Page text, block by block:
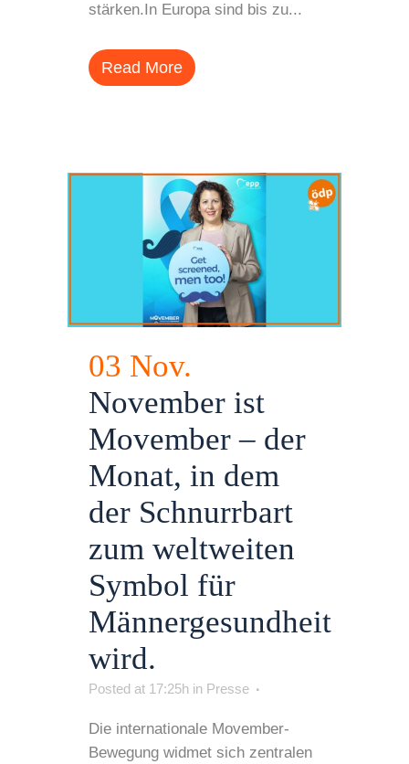
stärken.In Europa sind bis zu...
Read More
03 Nov.
November ist
Movember – der
Monat, in dem
der Schnurrbart
zum weltweiten
Symbol für
Männergesundheit
wird.
Posted at 17:25h in Presse
Die internationale Movember-
Bewegung widmet sich zentralen